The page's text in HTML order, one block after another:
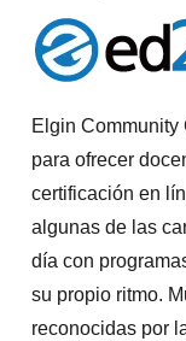
Elgin
para ofrecer
certificación en
algunas de las
día con
su propio ritmo.
reconocidas por